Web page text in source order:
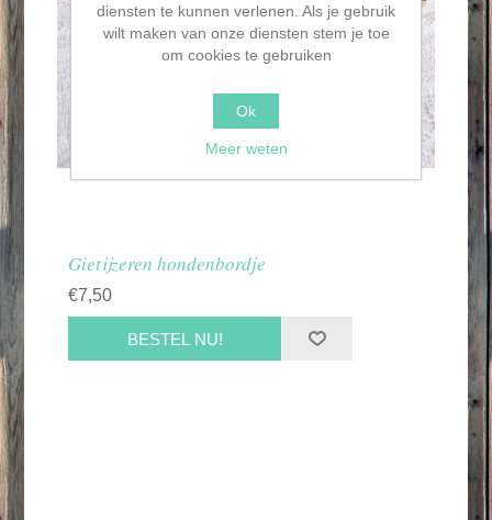
Gietijzeren hondenbordje
€7,50
BESTEL NU!
diensten te kunnen verlenen. Als je gebruik
wilt maken van onze diensten stem je toe
om cookies te gebruiken
Ok
Meer weten